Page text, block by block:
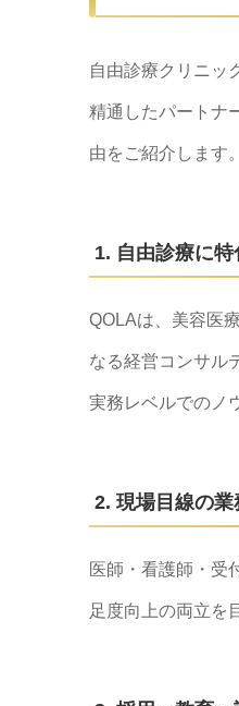
自由診療クリニッ
精通したパートナ
由をご紹介します。
1. 自由診療に
QOLAは、美容医
なる経営コンサル
実務レベルでのノ
2. 現場目線の
医師・看護師・受
足度向上の両立を